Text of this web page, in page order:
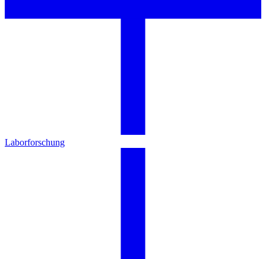
Laborforschung